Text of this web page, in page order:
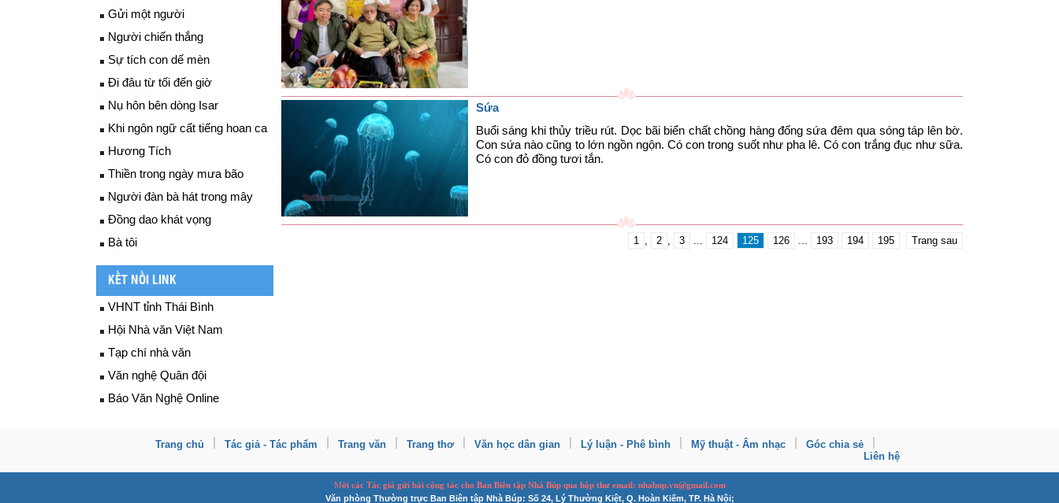
Gửi một người
Người chiến thắng
Sự tích con dế mèn
Đi đâu từ tối đến giờ
Nụ hôn bên dòng Isar
Khi ngôn ngữ cất tiếng hoan ca
Hương Tích
Thiền trong ngày mưa bão
Người đàn bà hát trong mây
Đồng dao khát vọng
Bà tôi
KẾT NỐI LINK
VHNT tỉnh Thái Bình
Hội Nhà văn Việt Nam
Tạp chí nhà văn
Văn nghệ Quân đội
Báo Văn Nghệ Online
Sứa
Buổi sáng khi thủy triều rút. Dọc bãi biển chất chồng hàng đống sứa đêm qua sóng táp lên bờ.
Con sứa nào cũng to lớn ngồn ngộn. Có con trong suốt như pha lê. Có con trắng đục như sữa.
Có con đỏ đồng tươi tắn.
1 2 3 124 125 126 193 194 195 Trang sau
Trang chủ Tác giả - Tác phẩm Trang văn Trang thơ Văn học dân gian Lý luận - Phê bình Mỹ thuật - Âm nhạc
Góc chia sẻ
Liên hệ
Mời các Tác giả gửi bài cộng táccho Ban Biên tập Nhà Búp qua hộp thư email: nhabup.vn@gmail.com
Văn phòng Thường trực Ban Biên tập Nhà Búp: Số 24, Lý Thường Kiệt, Q. Hoàn Kiếm, TP. Hà Nội;